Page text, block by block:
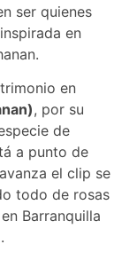
ser quienes
en
en
, por su
de
a punto de
el clip se
todo de rosas
Barranquilla